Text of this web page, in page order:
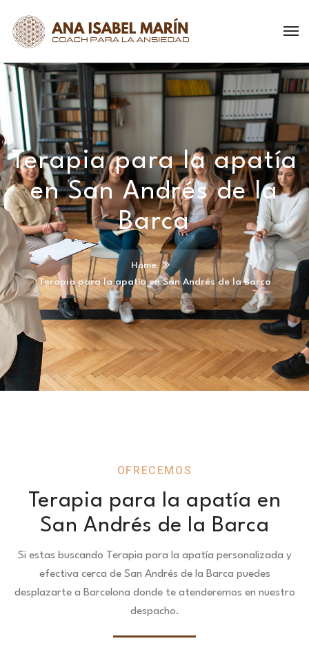
Terapia para la apatía
en San Andrés de la
Barca
Home
Terapia para la apatía en San Andrés de la Barca
OFRECEMOS
Terapia para la apatía en
San Andrés de la Barca
Si estas buscando Terapia para la apatía personalizada y
efectiva cerca de San Andrés de la Barca puedes
desplazarte a Barcelona donde te atenderemos en nuestro
despacho.